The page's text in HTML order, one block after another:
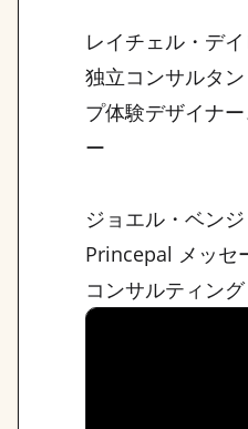
レイチェル・デイ
独立コンサルタ
プ体験デザイナ
ー
ジョエル・ベンジ
Princepal メッセ
コンサルティング